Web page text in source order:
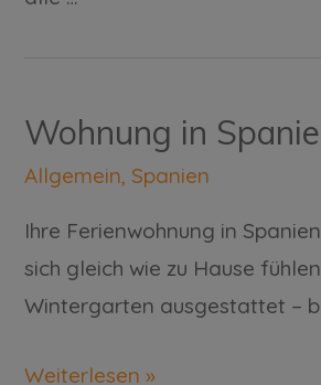
Wohnung in
Allgemein, Spanien
Ihre Ferienwohnung in
sich gleich wie zu Hause
Wintergarten ausgestattet –
Weiterlesen »